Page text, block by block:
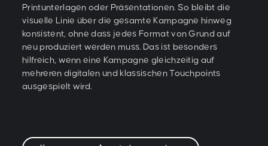
Printunterlagen oder Präsentationen. So bleibt die
visuelle Linie über die gesamte Kampagne hinweg
konsistent, ohne dass jedes Format von Grund auf
neu produziert werden muss. Das ist besonders
hilfreich, wenn eine Kampagne gleichzeitig auf
mehreren digitalen und klassischen Touchpoints
ausgespielt wird.